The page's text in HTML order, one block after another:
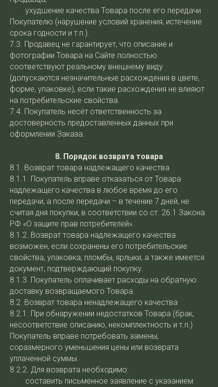
· ухудшение качества Товара после его передачи
Покупателю (нарушение условий хранения, истечение
срока годности и т.п.).
7.3. Продавец не гарантирует, что описание и
фотографии Товара на Сайте полностью
соответствуют реальному внешнему виду
(допускаются незначительные расхождения в цвете,
форме, упаковке), если такие расхождения не влияют
на потребительские свойства.
7.4. Покупатель несёт ответственность за
достоверность предоставленных данных при
оформлении Заказа.
8. Порядок возврата товара
8.1. Возврат товара надлежащего качества
8.1.1. Покупатель вправе отказаться от Товара
надлежащего качества в любое время до его
передачи, а после передачи – в течение 7 дней, не
считая дня покупки, в соответствии со ст. 26.1 Закона
РФ «О защите прав потребителей».
8.1.2. Возврат товара надлежащего качества
возможен, если сохранены его потребительские
свойства, упаковка, пломбы, ярлыки, а также имеется
документ, подтверждающий покупку.
8.1.3. Покупатель оплачивает расходы на обратную
доставку возвращаемого Товара.
8.2. Возврат товара ненадлежащего качества
8.2.1. При обнаружении недостатков Товара (брак,
несоответствие описанию, некомплектность и т.п.)
Покупатель вправе потребовать замены,
соразмерного уменьшения цены или возврата
уплаченной суммы.
8.2.2. Для возврата необходимо:
· составить письменное заявление с указанием